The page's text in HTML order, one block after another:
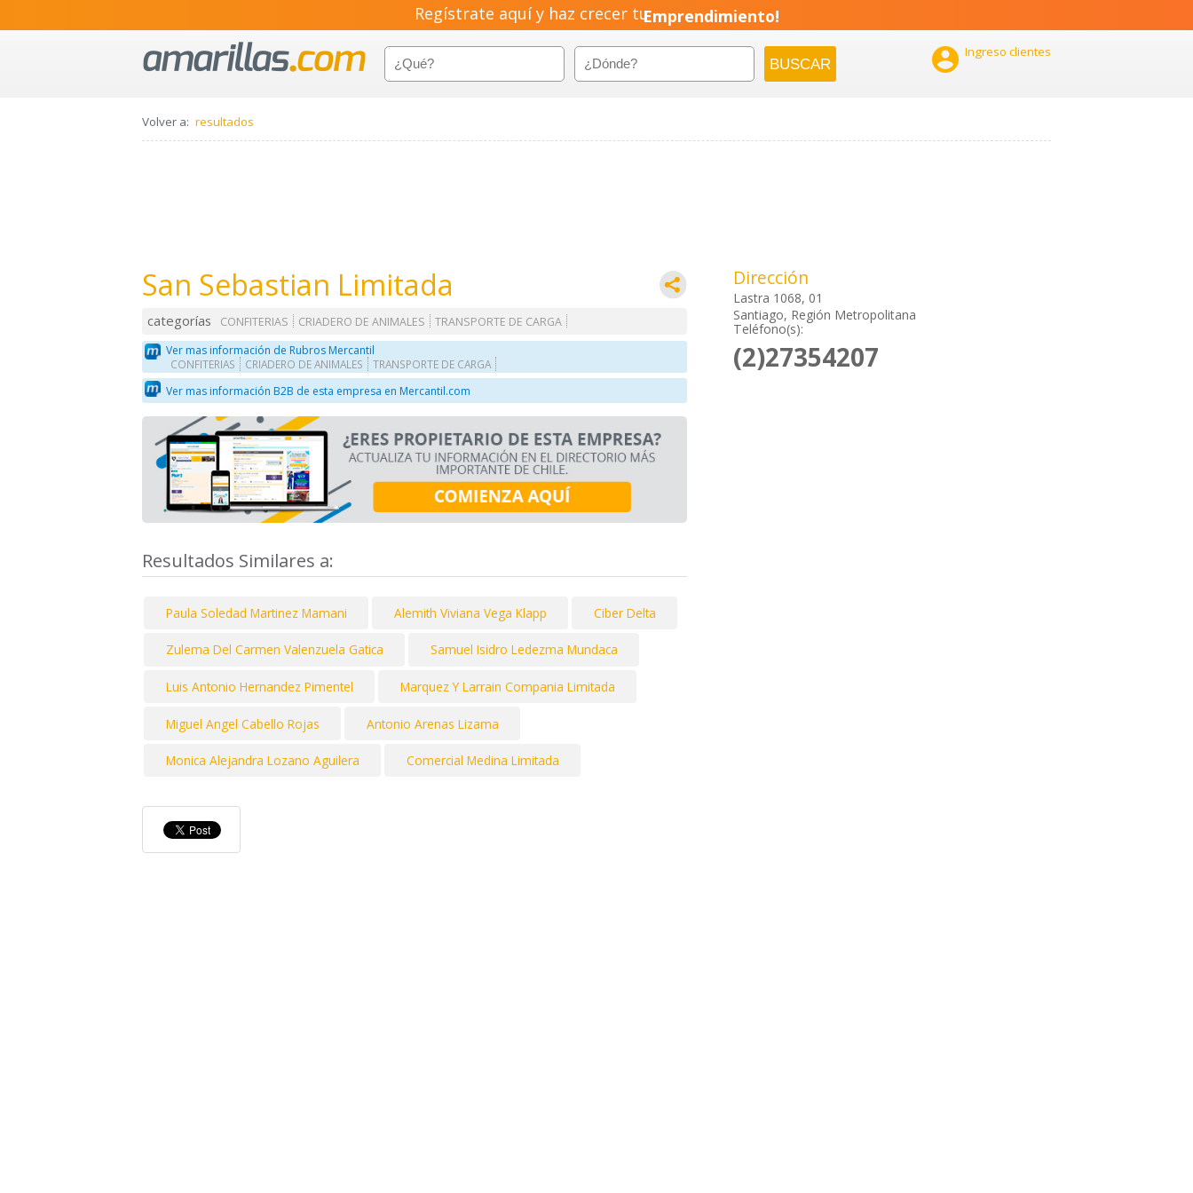
Regístrate aquí y haz crecer tuEmprendimiento!
 Ingreso clientes
Volver a: resultados
San Sebastian Limitada
categorías CONFITERIAS CRIADERO DE ANIMALES
TRANSPORTE DE CARGA
Ver mas información de Rubros Mercantil
CONFITERIAS CRIADERO DE ANIMALES TRANSPORTE DE CARGA
Ver mas información B2B de esta empresa en Mercantil.com
Resultados Similares a:
Paula Soledad Martinez Mamani Alemith Viviana Vega Klapp Ciber Delta
Zulema Del Carmen Valenzuela Gatica Samuel Isidro Ledezma Mundaca
Luis Antonio Hernandez Pimentel Marquez Y Larrain Compania Limitada
Miguel Angel Cabello Rojas Antonio Arenas Lizama
Monica Alejandra Lozano Aguilera Comercial Medina Limitada
Dirección
Lastra 1068, 01
Santiago, Región Metropolitana
Teléfono(s):
(2)27354207